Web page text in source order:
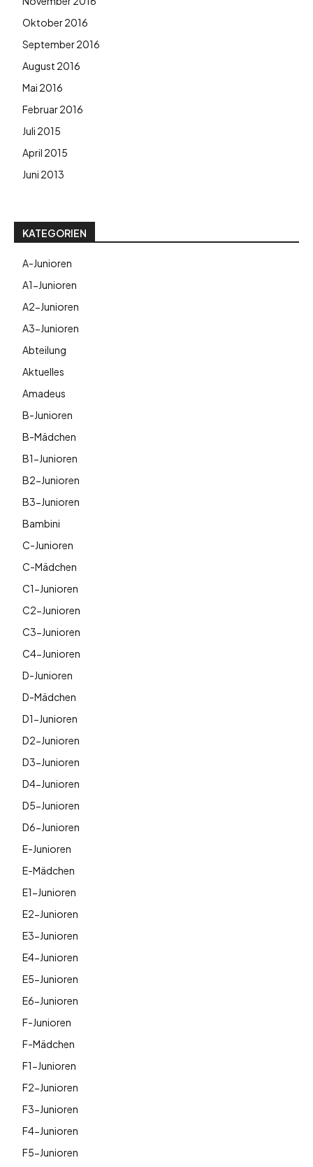
Oktober 2016
September 2016
August 2016
Mai 2016
Februar 2016
Juli 2015
April 2015
Juni 2013
KATEGORIEN
A-Junioren
A1-Junioren
A2-Junioren
A3-Junioren
Abteilung
Aktuelles
Amadeus
B-Junioren
B-Mädchen
B1-Junioren
B2-Junioren
B3-Junioren
Bambini
C-Junioren
C-Mädchen
C1-Junioren
C2-Junioren
C3-Junioren
C4-Junioren
D-Junioren
D-Mädchen
D1-Junioren
D2-Junioren
D3-Junioren
D4-Junioren
D5-Junioren
D6-Junioren
E-Junioren
E-Mädchen
E1-Junioren
E2-Junioren
E3-Junioren
E4-Junioren
E5-Junioren
E6-Junioren
F-Junioren
F-Mädchen
F1-Junioren
F2-Junioren
F3-Junioren
F4-Junioren
F5-Junioren